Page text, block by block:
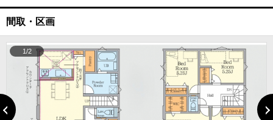
間取・区画
1/2